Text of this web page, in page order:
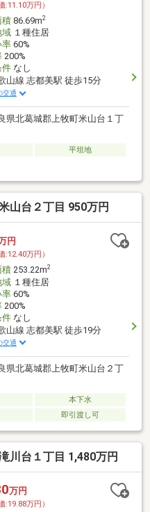
:11.10万円）
積86.69m2
域１種住居
率60%
200%
件なし
山線 志都美駅 徒歩15分
交通
県北葛城郡上牧町米山台１丁
平坦地
山台２丁目 950万円
円
:12.40万円）
積253.22m2
域１種住居
率60%
200%
件なし
山線 志都美駅 徒歩19分
交通
県北葛城郡上牧町米山台２丁
本下水
即引渡し可
川台１丁目 1,480万円
万円
:19.88万円）